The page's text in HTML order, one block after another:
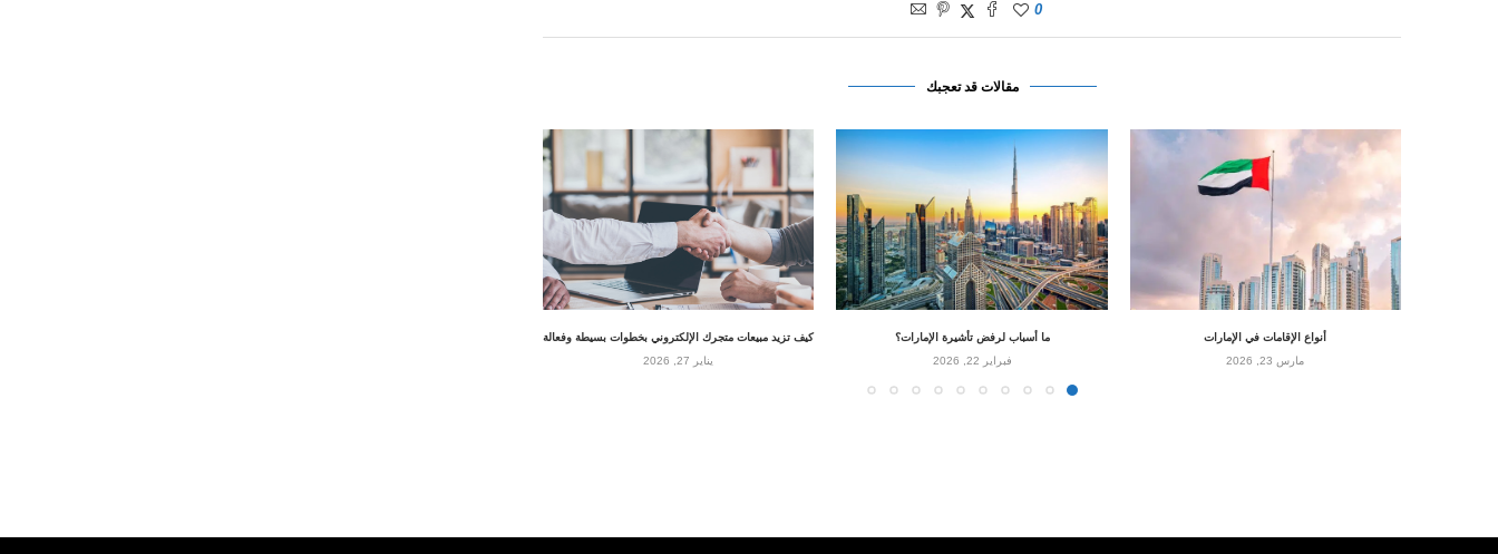
0
مقالات قد تعجبك
أنواع الإقامات في الإمارات
مارس 23, 2026
ما أسباب لرفض تأشيرة الإمارات؟
فبراير 22, 2026
كيف تزيد مبيعات متجرك الإلكتروني بخطوات بسيطة وفعالة
يناير 27, 2026